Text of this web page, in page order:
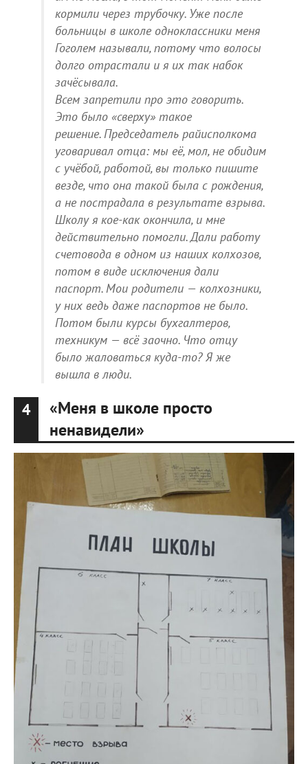
кормили через трубочку. Уже после
больницы в школе одноклассники меня
Гоголем называли, потому что волосы
долго отрастали и я их так набок
зачёсывала.
Всем запретили про это говорить.
Это было «сверху» такое
решение. Председатель райисполкома
уговаривал отца: мы её, мол, не обидим
с учёбой, работой, вы только пишите
везде, что она такой была с рождения,
а не пострадала в результате взрыва.
Школу я кое-как окончила, и мне
действительно помогли. Дали работу
счетовода в одном из наших колхозов,
потом в виде исключения дали
паспорт. Мои родители — колхозники,
у них ведь даже паспортов не было.
Потом были курсы бухгалтеров,
техникум — всё заочно. Что отцу
было жаловаться куда-то? Я же
вышла в люди.
4
«Меня в школе просто
ненавидели»